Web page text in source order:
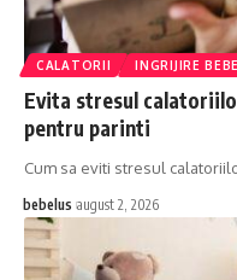
CALATORII INGRIJIRE
Evita stresul
pentru parinti
Cum sa eviti stresul
bebelus august 2, 2026